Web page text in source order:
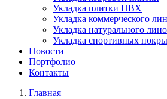
Укладка плитки ПВХ
Укладка коммерческого
Укладка натурального
Укладка спортивных
Новости
Портфолио
Контакты
Главная